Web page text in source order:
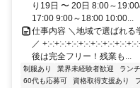
り19日 〜 20日 8:00～
17:00 9:00～18:00 10:00...
仕事内容 ＼地域で選ばれる
／ +:-:+:-:+:-:+:-:+:-:+:-:+:-
後は完全フリー！残業も...
制服あり 業界未経験者歓迎 ラン
60代も応募可
資格取得支援あり